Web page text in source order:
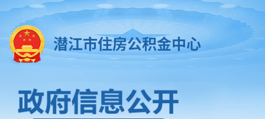
潜江市住房公积金中心